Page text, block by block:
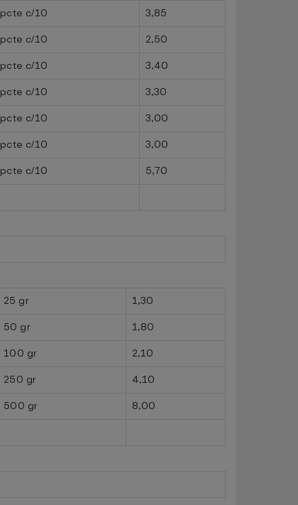
pcte c/10
3,85
pcte c/10
2,50
pcte c/10
3,40
pcte c/10
3,30
pcte c/10
3,00
pcte c/10
3,00
pcte c/10
5,70
25 gr
1,30
50 gr
1,80
100 gr
2,10
250 gr
4,10
500 gr
8,00